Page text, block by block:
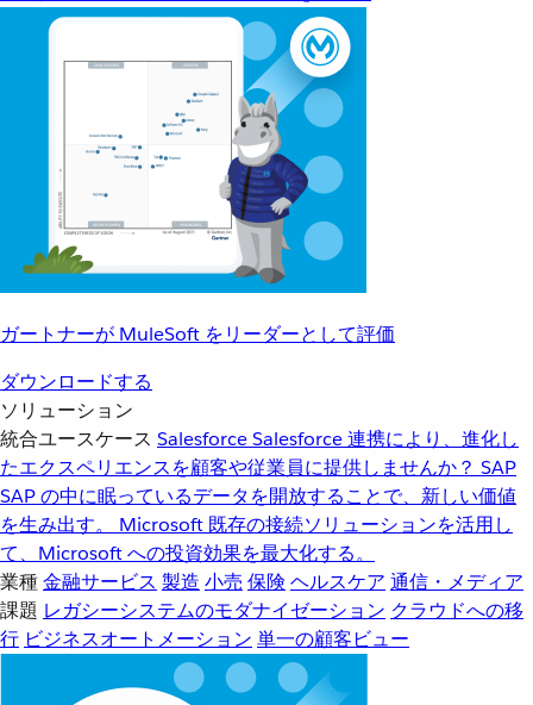
ガートナーが MuleSoft をリーダーとして評価
ダウンロードする
ソリューション
統合ユースケース SalesforceSalesforce 連携により、進化し
たエクスペリエンスを顧客や従業員に提供しませんか？ SAP
SAP の中に眠っているデータを開放することで、新しい価値
を生み出す。
Microsoft 既存の接続ソリューションを活用し
て、Microsoft への投資効果を最大化する。
業種金融サービス 製造 小売 保険 ヘルスケア 通信・メディア
課題 レガシーシステムのモダナイゼーション クラウドへの移
行 ビジネスオートメーション 単一の顧客ビュー